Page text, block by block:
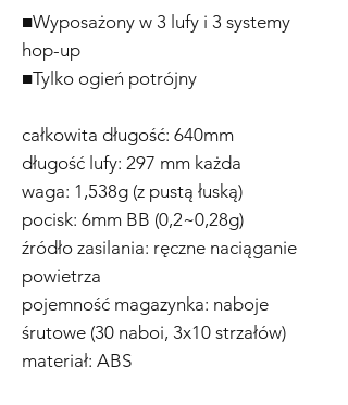
■Wyposażony w 3 lufy i 3 systemy
hop-up
■Tylko ogień potrójny
całkowita długość: 640mm
długość lufy: 297 mm każda
waga: 1,538g (z pustą łuską)
pocisk: 6mm BB (0,2~0,28g)
źródło zasilania: ręczne naciąganie
powietrza
pojemność magazynka: naboje
śrutowe (30 naboi, 3x10 strzałów)
materiał: ABS